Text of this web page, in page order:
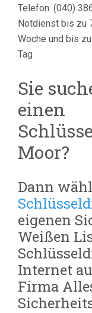
Telefon: (040)
Notdienst bis zu
Woche und bis
Tag
Sie
einen
Moor?
Dann
eigenen
Weißen
Internet
Firma